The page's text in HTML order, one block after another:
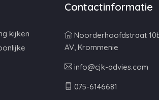
kijken
Contactinformatie
Noorderhoofdstraat
AV, Krommenie
info@cjk-advies.com
075-6146681